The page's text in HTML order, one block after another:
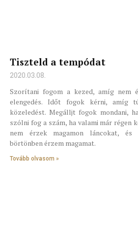
Tiszteld a tempódat
2020.03.08.
Szorítani fogom a kezed, amíg nem
elengedés. Időt fogok kérni, amíg
közeledést. Megálljt fogok mondani,
szólni fog a szám, ha valami már régen
nem érzek magamon láncokat, és
börtönben érzem magamat.
Tovább olvasom »